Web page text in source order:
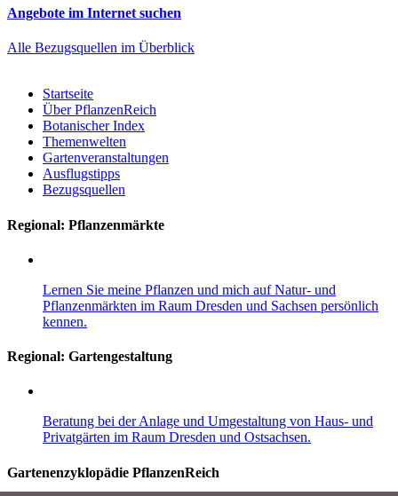
Angebote im Internet suchen
Alle Bezugsquellen im Überblick
Startseite
Über PflanzenReich
Botanischer Index
Themenwelten
Gartenveranstaltungen
Ausflugstipps
Bezugsquellen
Regional: Pflanzenmärkte
Lernen Sie meine Pflanzen und mich auf Natur- und
Pflanzenmärkten im Raum Dresden und Sachsen persönlich
kennen.
Regional: Gartengestaltung
Beratung bei der Anlage und Umgestaltung von Haus- und
Privatgärten im Raum Dresden und Ostsachsen.
Gartenenzyklopädie PflanzenReich